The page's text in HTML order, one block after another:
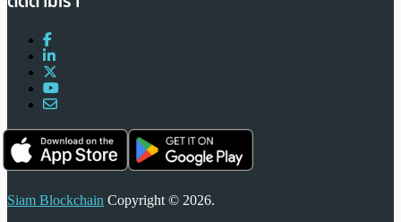
Siam Blockchain Copyright © 2026.